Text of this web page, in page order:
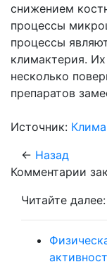
снижением
процессы
процессы
климактерия.
несколько
препаратов
Источник:
← Назад
Комментарии
Читайте далее: